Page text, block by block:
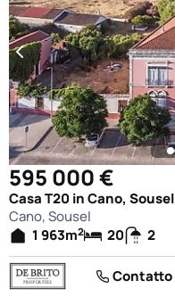
le foto
595 000 €
Casa T20 in Cano, Sousel
Cano, Sousel
1 963m2 20 2
Contatto